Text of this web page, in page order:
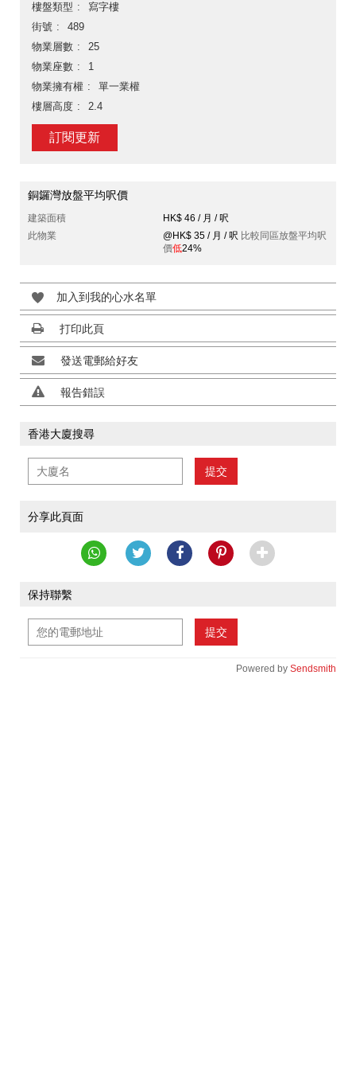
樓盤類型
寫字樓
街號
489
物業層數
25
物業座數
1
物業擁有權
單一業權
樓層高度
2.4
訂閱更新
銅鑼灣放盤平均呎價
建築面積
HK$ 46 / 月 / 呎
此物業
@HK$ 35 / 月 / 呎 比較同區放盤平均呎
價低24%
加入到我的心水名單
打印此頁
發送電郵給好友
報告錯誤
香港大廈搜尋
提交
分享此頁面
保持聯繫
提交
Powered by Sendsmith